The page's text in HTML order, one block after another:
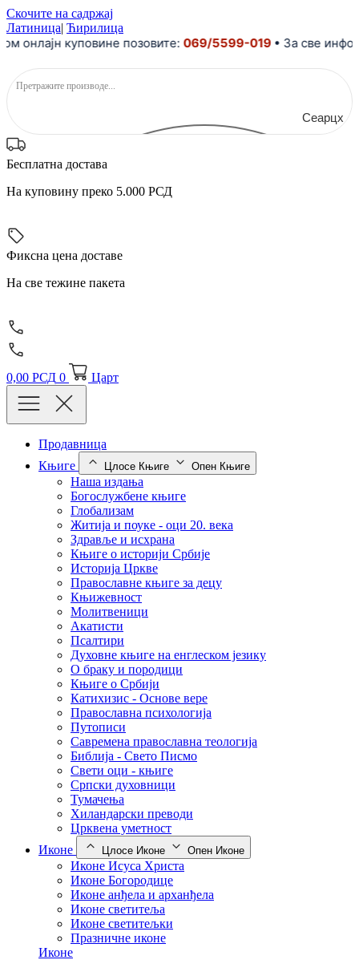
Скочите на садржај
Латиница| Ћирилица
онлајн куповине позовите:069/5599-019• За све
Сеарцх
Бесплатна достава
На куповину преко 5.000 РСД
Фиксна цена доставе
На све тежине пакета
0,00 РСД 0 Царт
Продавница
Књиге
Цлосе Књиге Опен Књиге
Наша издања
Богослужбене књиге
Глобализам
Житија и поуке - оци 20. века
Здравље и исхрана
Књиге о историји Србије
Историја Цркве
Православне књиге за децу
Књижевност
Молитвеници
Акатисти
Псалтири
Духовне књиге на енглеском језику
О браку и породици
Књиге о Србији
Катихизис - Основе вере
Православна психологија
Путописи
Савремена православна теологија
Библија - Свето Писмо
Свети оци - књиге
Српски духовници
Тумачења
Хиландарски преводи
Црквена уметност
Иконе
Цлосе Иконе Опен Иконе
Иконе Исуса Христа
Иконе Богородице
Иконе анђела и арханђела
Иконе светитеља
Иконе светитељки
Празничне иконе
Иконе